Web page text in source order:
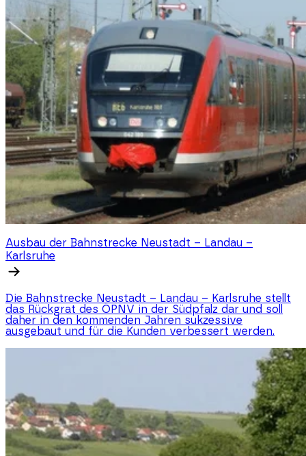
Ausbau der Bahnstrecke Neustadt – Landau –
Karlsruhe
Die Bahnstrecke Neustadt – Landau – Karlsruhe stellt
das Rückgrat des ÖPNV in der Südpfalz dar und soll
daher in den kommenden Jahren sukzessive
ausgebaut und für die Kunden verbessert werden.